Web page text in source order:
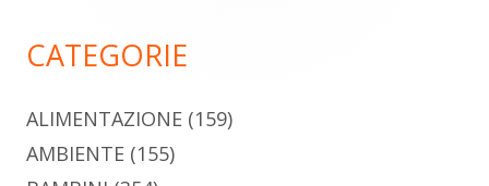
CATEGORIE
ALIMENTAZIONE (159)
AMBIENTE (155)